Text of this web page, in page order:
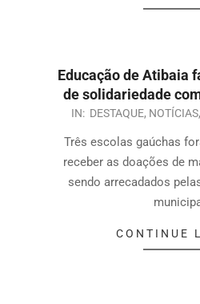
Educação de Atibaia
de solidariedade
IN: DESTAQUE, NOTÍCIAS,
Três escolas gaúchas
receber as doações de
sendo arrecadados
CONTINUE